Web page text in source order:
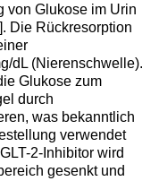
von Glukose im Urin
Die Rückresorption
dL (Nierenschwelle).
Glukose zum
durch
was bekanntlich
verwendet
2-Inhibitor wird
gesenkt und